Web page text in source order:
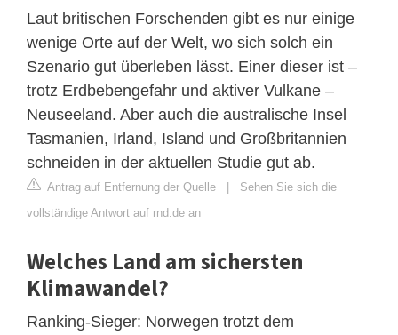
Laut britischen Forschenden gibt es nur einige
wenige Orte auf der Welt, wo sich solch ein
Szenario gut überleben lässt. Einer dieser ist –
trotz Erdbebengefahr und aktiver Vulkane –
Neuseeland. Aber auch die australische Insel
Tasmanien, Irland, Island und Großbritannien
schneiden in der aktuellen Studie gut ab.
Antrag auf Entfernung der Quelle | Sehen Sie sich die
vollständige Antwort auf rnd.de an
Welches Land am sichersten
Klimawandel?
Ranking-Sieger: Norwegen trotzt dem